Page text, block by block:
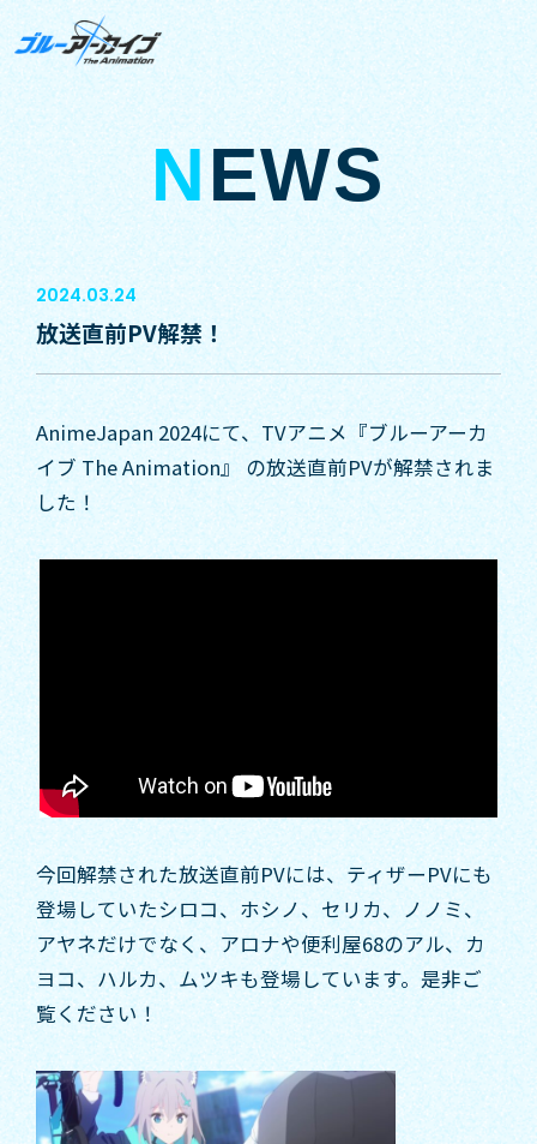
NEWS
2024.03.24
放送直前PV解禁！
AnimeJapan 2024にて、TVアニメ『ブルーアーカ
イブ The Animation』 の放送直前PVが解禁されま
した！
今回解禁された放送直前PVには、ティザーPVにも
登場していたシロコ、ホシノ、セリカ、ノノミ、
アヤネだけでなく、アロナや便利屋68のアル、カ
ヨコ、ハルカ、ムツキも登場しています。是非ご
覧ください！